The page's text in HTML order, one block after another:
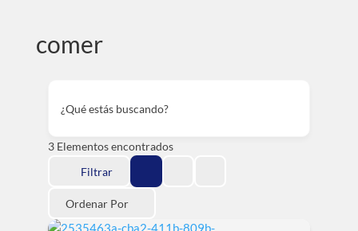
comer
¿Qué estás buscando?
3Elementos encontrados
Filtrar
Ordenar Por